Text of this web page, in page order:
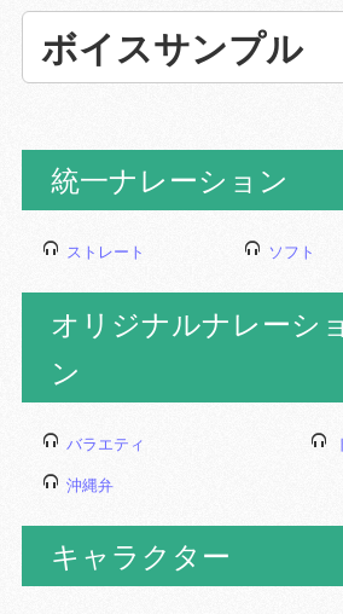
ボイスサンプル
統一ナレーション
ストレート ソフト
オリジナルナレーショ
ン
バラエティ
沖縄弁
キャラクター